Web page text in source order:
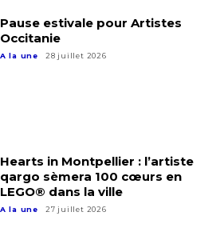
et conditions
Pause estivale pour Artistes
Occitanie
A la une 28 juillet 2026
Hearts in Montpellier : l’artiste
qargo sèmera 100 cœurs en
LEGO® dans la ville
A la une 27 juillet 2026